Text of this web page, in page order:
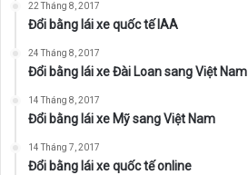
22 Tháng 8, 2017
Đổi bằng lái xe quốc tế IAA
24 Tháng 8, 2017
Đổi bằng lái xe Đài Loan sang Việt Nam
14 Tháng 8, 2017
Đổi bằng lái xe Mỹ sang Việt Nam
14 Tháng 7, 2017
Đổi bằng lái xe quốc tế online